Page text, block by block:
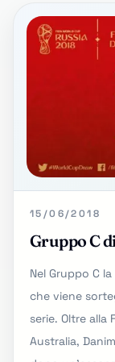
15/06/2018
Gruppo C
Nel Gruppo C
che viene
serie. Oltre alla
Australia,